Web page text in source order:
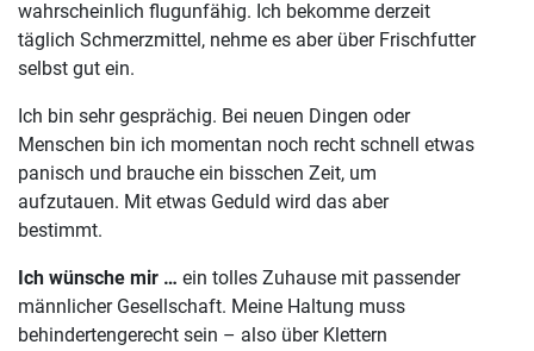
wahrscheinlich flugunfähig. Ich bekomme derzeit
täglich Schmerzmittel, nehme es aber über Frischfutter
selbst gut ein.
Ich bin sehr gesprächig. Bei neuen Dingen oder
Menschen bin ich momentan noch recht schnell etwas
panisch und brauche ein bisschen Zeit, um
aufzutauen. Mit etwas Geduld wird das aber
bestimmt.
Ich wünsche mir … ein tolles Zuhause mit passender
männlicher Gesellschaft. Meine Haltung muss
behindertengerecht sein – also über Klettern